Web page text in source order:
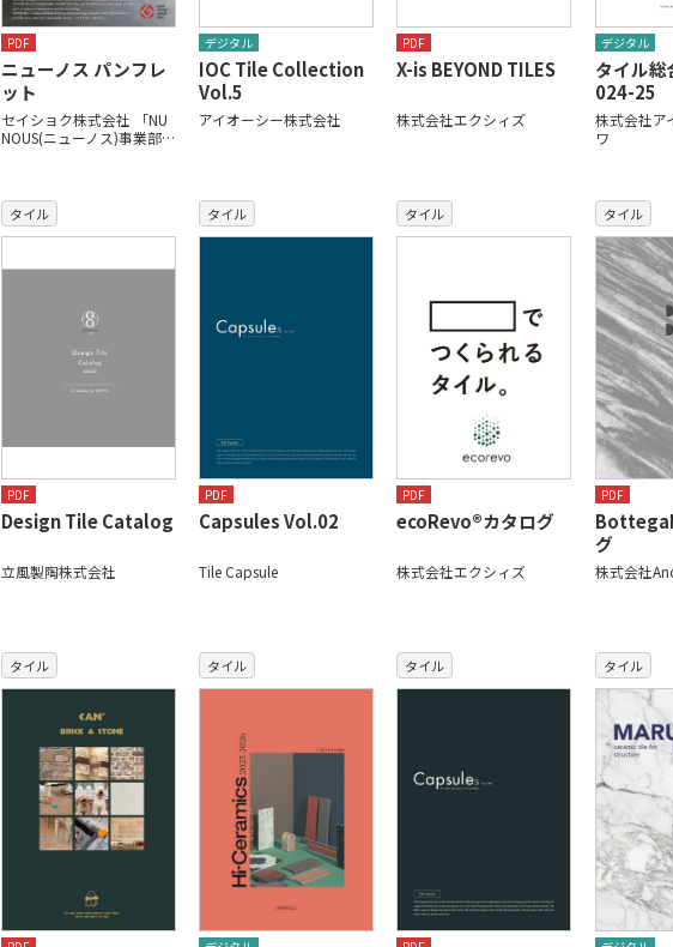
PDF
ニューノス パンフレ
ット
セイショク株式会社 「NU
NOUS(ニューノス)事業部…
デジタル
IOC Tile Collection
Vol.5
アイオーシー株式会社
PDF
X-is BEYOND TILES
株式会社エクシィズ
デジタル
タイル
024-25
株式会社ア
ワ
タイル
PDF
Design Tile Catalog
立風製陶株式会社
タイル
PDF
Capsules Vol.02
Tile Capsule
タイル
PDF
ecoRevo®カタログ
株式会社エクシィズ
タイル
PDF
グ
株式会社
タイル タイル タイル タイル